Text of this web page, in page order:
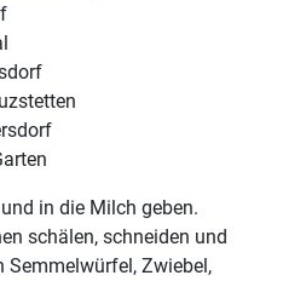
in die Milch geben.
schälen, schneiden und
Semmelwürfel, Zwiebel,